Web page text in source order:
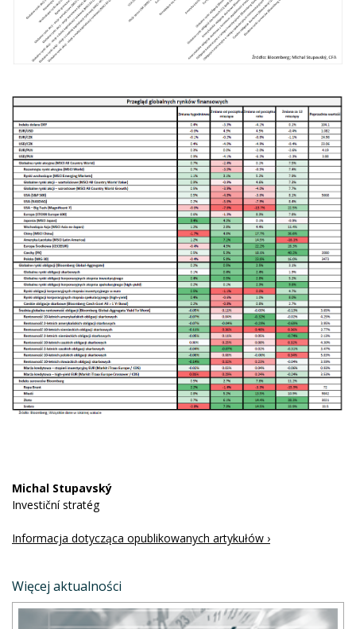
Michal Stupavský
Investiční stratég
Informacja dotycząca opublikowanych artykułów ›
Więcej aktualności